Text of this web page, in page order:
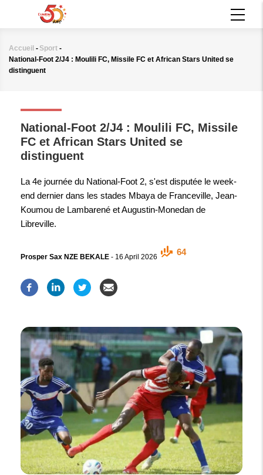
principal
Fil
d'Ariane
Accueil - Sport -
National-Foot 2/J4 : Moulili FC, Missile FC et African Stars United se
distinguent
National-Foot 2/J4 : Moulili FC, Missile
FC et African Stars United se
distinguent
La 4e journée du National-Foot 2, s'est disputée le week-
end dernier dans les stades Mbaya de Franceville, Jean-
Koumou de Lambarené et Augustin-Monedan de
Libreville.
Prosper Sax NZE BEKALE - 16 April 2026
64